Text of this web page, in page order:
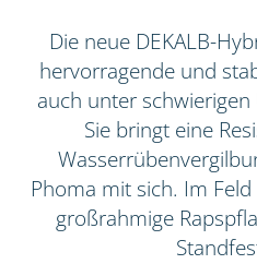
Die neue DEKALB-
hervorragende und
auch unter
Sie bringt eine
Phoma mit sich. Im
großrahmige